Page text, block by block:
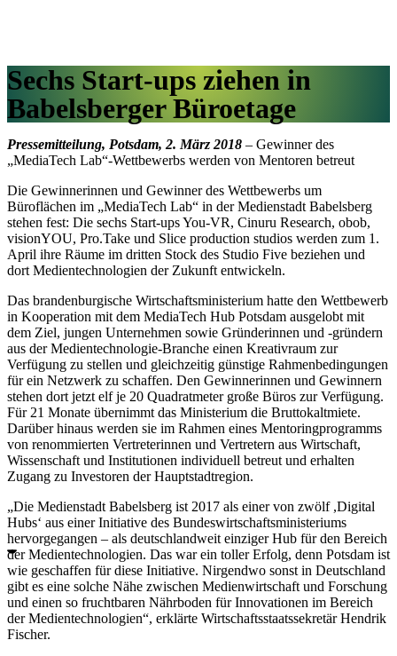
Sechs Start-ups ziehen in
Babelsberger Büroetage
Pressemitteilung, Potsdam, 2. März 2018 – Gewinner des
„MediaTech Lab“-Wettbewerbs werden von Mentoren betreut
Die Gewinnerinnen und Gewinner des Wettbewerbs um
Büroflächen im „MediaTech Lab“ in der Medienstadt Babelsberg
stehen fest: Die sechs Start-ups You-VR, Cinuru Research, obob,
visionYOU, Pro.Take und Slice production studios werden zum 1.
April ihre Räume im dritten Stock des Studio Five beziehen und
dort Medientechnologien der Zukunft entwickeln.
Das brandenburgische Wirtschaftsministerium hatte den Wettbewerb
in Kooperation mit dem MediaTech Hub Potsdam ausgelobt mit
dem Ziel, jungen Unternehmen sowie Gründerinnen und -gründern
aus der Medientechnologie-Branche einen Kreativraum zur
Verfügung zu stellen und gleichzeitig günstige Rahmenbedingungen
für ein Netzwerk zu schaffen. Den Gewinnerinnen und Gewinnern
stehen dort jetzt elf je 20 Quadratmeter große Büros zur Verfügung.
Für 21 Monate übernimmt das Ministerium die Bruttokaltmiete.
Darüber hinaus werden sie im Rahmen eines Mentoringprogramms
von renommierten Vertreterinnen und Vertretern aus Wirtschaft,
Wissenschaft und Institutionen individuell betreut und erhalten
Zugang zu Investoren der Hauptstadtregion.
„Die Medienstadt Babelsberg ist 2017 als einer von zwölf ,Digital
Hubs‘ aus einer Initiative des Bundeswirtschaftsministeriums
hervorgegangen – als deutschlandweit einziger Hub für den Bereich
der Medientechnologien. Das war ein toller Erfolg, denn Potsdam ist
wie geschaffen für diese Initiative. Nirgendwo sonst in Deutschland
gibt es eine solche Nähe zwischen Medienwirtschaft und Forschung
und einen so fruchtbaren Nährboden für Innovationen im Bereich
der Medientechnologien“, erklärte Wirtschaftsstaatssekretär Hendrik
Fischer.